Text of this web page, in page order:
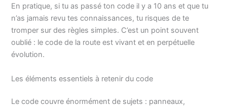
En pratique, si tu as passé ton code il y a 10 ans et que tu
n’as jamais revu tes connaissances, tu risques de te
tromper sur des règles simples. C’est un point souvent
oublié : le code de la route est vivant et en perpétuelle
évolution.
Les éléments essentiels à retenir du code
Le code couvre énormément de sujets : panneaux,